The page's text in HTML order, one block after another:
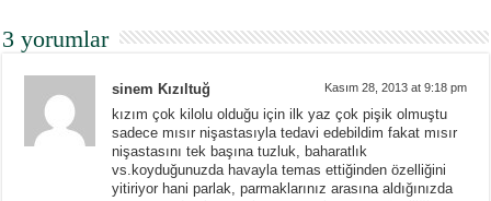
3 yorumlar
sinem Kızıltuğ Kasım 28, 2013 at 9:18 pm
kızım çok kilolu olduğu için ilk yaz çok pişik olmuştu
sadece mısır nişastasıyla tedavi edebildim fakat mısır
nişastasını tek başına tuzluk, baharatlık
vs.koyduğunuzda havayla temas ettiğinden özelliğini
yitiriyor hani parlak, parmaklarınız arasına aldığınızda